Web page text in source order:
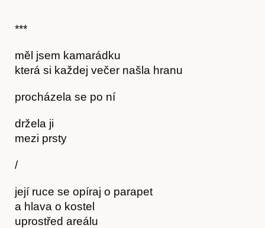
***
měl jsem kamarádku
která si každej večer našla hranu
procházela se po ní
držela ji
mezi prsty
/
její ruce se opíraj o parapet
a hlava o kostel
uprostřed areálu